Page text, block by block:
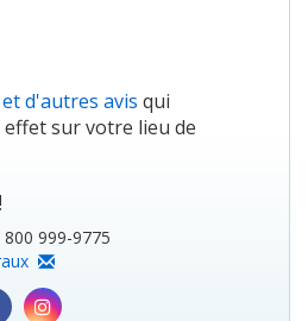
d'autres avis qui
sur votre lieu de
999-9775
Instagram